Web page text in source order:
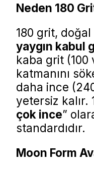
Neden 180
180 grit,
yaygın kabul
kaba grit (100
katmanını
daha ince
yetersiz kalır.
çok ince”
standardıdır.
Moon Form